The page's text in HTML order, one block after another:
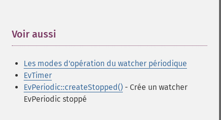
Voir aussi
Les modes d'opération du watcher périodique
EvTimer
EvPeriodic::createStopped() - Crée un watcher
EvPeriodic stoppé